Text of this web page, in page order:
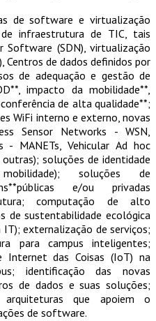
de software e virtualização
infraestrutura de TIC, tais
Software (SDN), virtualização
Centros de dados definidos por
de adequação e gestão de
impacto da mobilidade**,
de alta qualidade**;
WiFi interno e externo, novas
Sensor Networks - WSN,
MANETs, Vehicular Ad hoc
soluções de identidade
soluções de
e/ou privadas
computação de alto
de sustentabilidade ecológica
IT); externalização de serviços;
para campus inteligentes;
das Coisas (IoT) na
identificação das novas
de dados e suas soluções;
que apoiem o
de software.